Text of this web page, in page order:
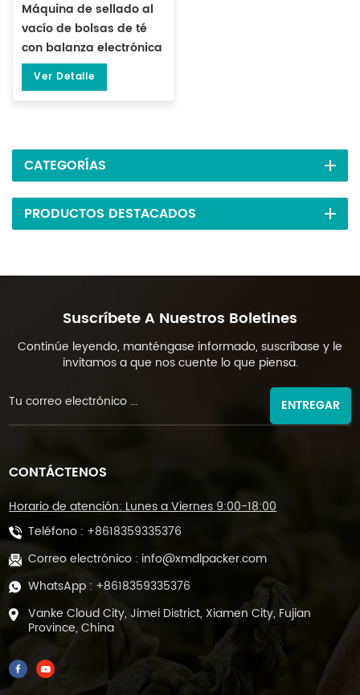
Máquina de sellado al
vacío de bolsas de té
con balanza electrónica
de doble cabezal DL-
DZK-2S-A
Ver Detalle
CATEGORÍAS
PRODUCTOS DESTACADOS
Suscríbete A Nuestros Boletines
Continúe leyendo, manténgase informado, suscríbase y le
invitamos a que nos cuente lo que piensa.
ENTREGAR
CONTÁCTENOS
Horario de atención: Lunes a Viernes 9:00-18:00
Teléfono : +8618359335376
Correo electrónico : info@xmdlpacker.com
WhatsApp : +8618359335376
Vanke Cloud City, Jimei District, Xiamen City, Fujian
Province, China